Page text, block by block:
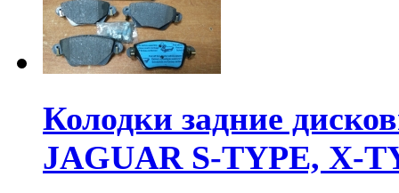
Колодки задние
JAGUAR S-TYPE, X-